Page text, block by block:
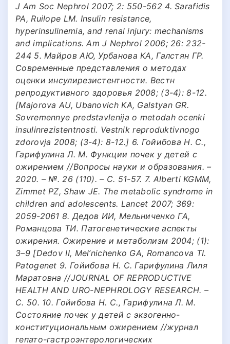
J Am Soc Nephrol 2007; 2: 550-562 4. Sarafidis
PA, Ruilope LM. Insulin resistance,
hyperinsulinemia, and renal injury: mechanisms
and implications. Am J Nephrol 2006; 26: 232-
244 5. Майров АЮ, Урбанова КА, Галстян ГР.
Современные представления о методах
оценки инсулирезистентности. Вестн
репродуктивного здоровья 2008; (3-4): 8-12.
[Majorova AU, Ubanovich KA, Galstyan GR.
Sovremennye predstavlenija o metodah ocenki
insulinrezistentnosti. Vestnik reproduktivnogo
zdorovja 2008; (3-4): 8-12.] 6. Гойибова Н. С.,
Гарифулина Л. М. Функции почек у детей с
ожирением //Вопросы науки и образования. –
2020. – №. 26 (110). – С. 51-57. 7. Alberti KGMM,
Zimmet PZ, Shaw JE. The metabolic syndrome in
children and adolescents. Lancet 2007; 369:
2059-2061 8. Дедов ИИ, Мельниченко ГА,
Романцова ТИ. Патогенетические аспекты
ожирения. Ожирение и метаболизм 2004; (1):
3–9 [Dedov II, Mel’nichenko GA, Romancova TI.
Patogenet 9. Гойибова Н. С. Гарифулина Лиля
Маратовна //JOURNAL OF REPRODUCTIVE
HEALTH AND URO-NEPHROLOGY RESEARCH. –
С. 50. 10. Гойибова Н. С., Гарифулина Л. М.
Состояние почек у детей с экзогенно-
конституциональным ожирением //журнал
гепато-гастроэнтерологических